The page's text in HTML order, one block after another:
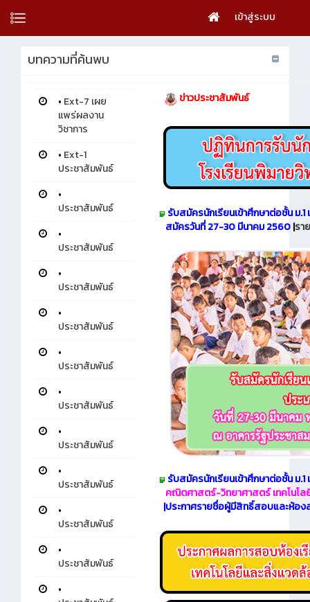
เข้าสู่ระบบ
บทความที่ค้นพบ
• Ext-7 เผย
แพร่ผลงาน
วิชาการ
• Ext-1
ประชาสัมพันธ์
•
ประชาสัมพันธ์
•
ประชาสัมพันธ์
•
ประชาสัมพันธ์
•
ประชาสัมพันธ์
•
ประชาสัมพันธ์
•
ประชาสัมพันธ์
•
ประชาสัมพันธ์
•
ประชาสัมพันธ์
•
ประชาสัมพันธ์
•
ประชาสัมพันธ์
•
ข่าวประชาสัมพันธ์
รับสมัครนักเรียนเข้าศึกษาต่อชั้น ม.1
สมัครวันที่ 27-30 มีนาคม 2560|รา
รับสมัครนักเรียนเข้าศึกษาต่อชั้น ม.1
คณิตศาสตร์-วิทยาศาสตร์ เทคโนโ
|ประกาศรายชื่อผู้มีสิทธิ์สอบและห้อ